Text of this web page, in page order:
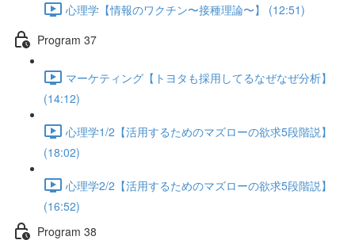
心理学【情報のワクチン〜接種理論〜】 (12:51)
Program 37
マーケティング【トヨタも採用してるなぜなぜ分析】
(14:12)
心理学1/2【活用するためのマズローの欲求5段階説】
(18:02)
心理学2/2【活用するためのマズローの欲求5段階説】
(16:52)
Program 38